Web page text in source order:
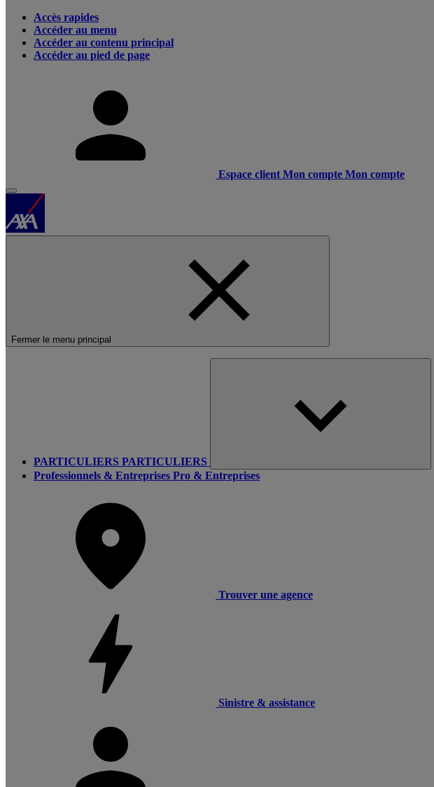
Accès rapides
Accéder au menu
Accéder au contenu principal
Accéder au pied de page
Espace client Mon compte Mon compte
Fermer le menu principal
PARTICULIERS PARTICULIERS
Professionnels & Entreprises Pro & Entreprises
Trouver une agence
Sinistre & assistance